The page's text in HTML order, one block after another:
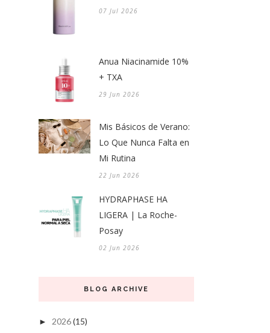
07 Jul 2026
Anua Niacinamide 10%
+ TXA
29 Jun 2026
Mis Básicos de Verano:
Lo Que Nunca Falta en
Mi Rutina
22 Jun 2026
HYDRAPHASE HA
LIGERA | La Roche-
Posay
02 Jun 2026
BLOG ARCHIVE
► 2026(15)